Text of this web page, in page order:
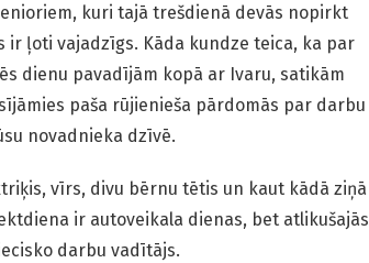
kuri tajā trešdienā devās nopirkt
ir ļoti vajadzīgs. Kāda kundze teica, ka par
dienu pavadījām kopā ar Ivaru, satikām
paša rūjienieša pārdomās par darbu
novadnieka dzīvē.
vīrs, divu bērnu tētis un kaut kādā ziņā
ir autoveikala dienas, bet atlikušajās
darbu vadītājs.